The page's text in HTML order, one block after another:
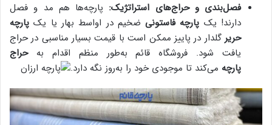
فصل‌بندی و حراج‌های استراتژیک: پارچه‌ها هم مد و فصل
دارند! یک پارچه فاستونیضخیم در اواسط بهار یا یک پارچه
حریر گلدار در پاییز ممکن است با قیمت بسیار مناسبی در حراج
یافت شود. فروشگاه قائم به‌طور منظم اقدام بهحراج
پارچه می‌کند تا موجودی خود را به‌روز نگه دارد.